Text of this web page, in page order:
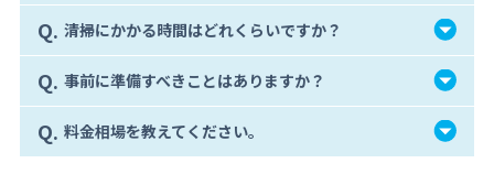
Q. 清掃にかかる時間はどれくらいですか？
Q. 事前に準備すべきことはありますか？
Q. 料金相場を教えてください。